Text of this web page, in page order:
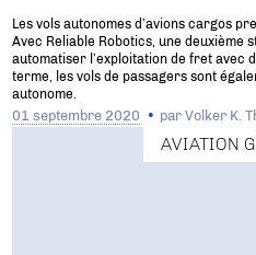
Les vols autonomes d’avions cargos
Avec Reliable Robotics, une deuxième
automatiser l’exploitation de fret avec
terme, les vols de passagers sont
autonome.
01 septembre 2020 parVolker K.
AVIATION